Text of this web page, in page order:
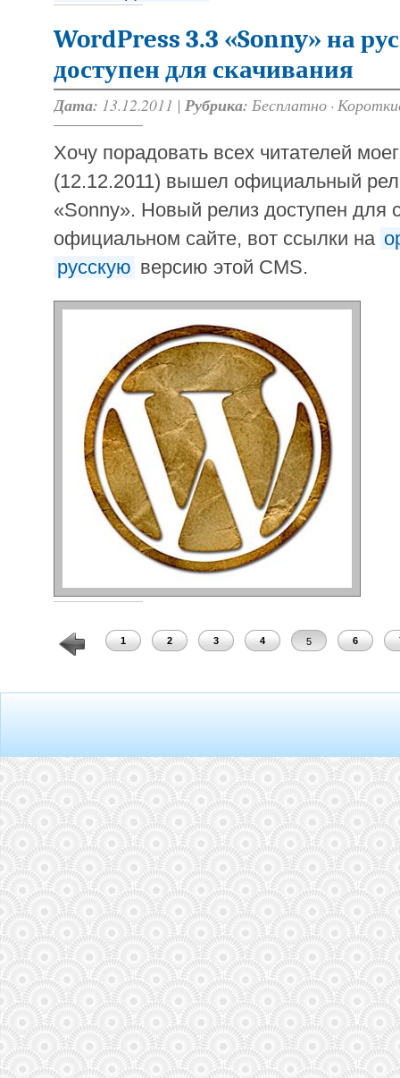
WordPress 3.3 «Sonny» на
доступен для скачивания
Дата: 13.12.2011 | Рубрика: Бесплатно ·
Хочу порадовать всех читателей
(12.12.2011) вышел официальный
«Sonny». Новый релиз доступен для
официальном сайте, вот ссылки на
русскую версию этой CMS.
1 2 3 4 5 6